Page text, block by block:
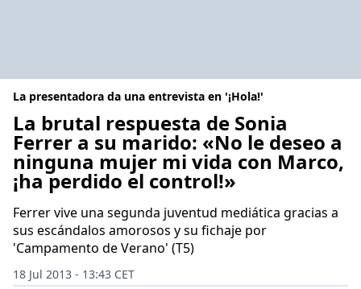
La presentadora da una entrevista en '¡Hola!'
La brutal respuesta de Sonia
Ferrer a su marido: «No le deseo a
ninguna mujer mi vida con Marco,
¡ha perdido el control!»
Ferrer vive una segunda juventud mediática gracias a
sus escándalos amorosos y su fichaje por
'Campamento de Verano' (T5)
18 Jul 2013 - 13:43 CET